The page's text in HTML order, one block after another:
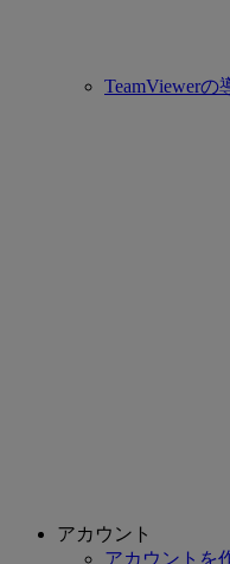
TeamViewer
アカウント
アカウントを